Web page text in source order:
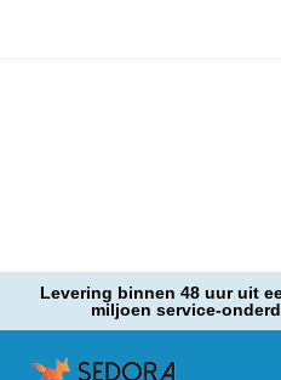
Levering binnen 48 uur uit
miljoen service-